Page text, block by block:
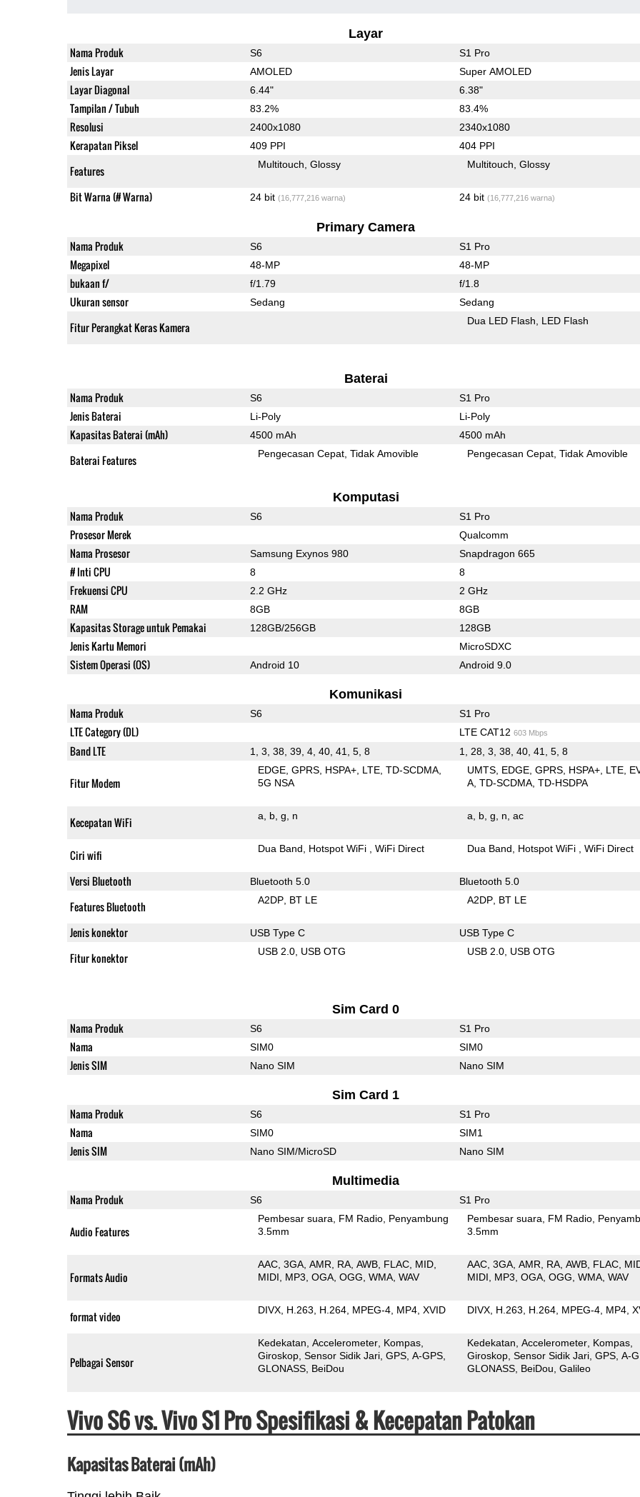
Layar
Nama Produk S6 S1 Pro
Jenis Layar AMOLED Super AMOLED
Layar Diagonal 6.44" 6.38"
Tampilan / Tubuh 83.2% 83.4%
Resolusi 2400x1080 2340x1080
Kerapatan Piksel 409 PPI 404 PPI
Features Multitouch Glossy Multitouch Glossy
Bit Warna (# Warna) 24 bit (16,777,216 warna) 24 bit (16,777,216 warna)
Primary Camera
Nama Produk S6 S1 Pro
Megapixel 48-MP 48-MP
bukaan f/ f/1.79 f/1.8
Ukuran sensor Sedang Sedang
Fitur Perangkat Keras Kamera Dua LED Flash LED Flash
Baterai
Nama Produk S6 S1 Pro
Jenis Baterai Li-Poly Li-Poly
Kapasitas Baterai (mAh) 4500 mAh 4500 mAh
Baterai Features Pengecasan Cepat Tidak Amovible Pengecasan Cepat Tidak Amovible
Komputasi
Nama Produk S6 S1 Pro
Prosesor Merek Qualcomm
Nama Prosesor Samsung Exynos 980 Snapdragon 665
# Inti CPU 8 8
Frekuensi CPU 2.2 GHz 2 GHz
RAM 8GB 8GB
Kapasitas Storage untuk Pemakai 128GB/256GB 128GB
Jenis Kartu Memori MicroSDXC
Sistem Operasi (OS) Android 10 Android 9.0
Komunikasi
Nama Produk S6 S1 Pro
LTE Category (DL) LTE CAT12 603 Mbps
Band LTE 1, 3, 38, 39, 4, 40, 41, 5, 8 1, 28, 3, 38, 40, 41, 5, 8
Fitur Modem
EDGE GPRS HSPA+ LTE TD-SCDMA
5G NSA
UMTS EDGE GPRS HSPA+ LTE
A TD-SCDMA TD-HSDPA
Kecepatan WiFi a b g n a b g n ac
Ciri wifi Dua Band Hotspot WiFi WiFi Direct Dua Band Hotspot WiFi WiFi Direct
Versi Bluetooth Bluetooth 5.0 Bluetooth 5.0
Features Bluetooth A2DP BT LE A2DP BT LE
Jenis konektor USB Type C USB Type C
Fitur konektor USB 2.0 USB OTG USB 2.0 USB OTG
Sim Card 0
Nama Produk S6 S1 Pro
Nama SIM0 SIM0
Jenis SIM Nano SIM Nano SIM
Sim Card 1
Nama Produk S6 S1 Pro
Nama SIM0 SIM1
Jenis SIM Nano SIM/MicroSD Nano SIM
Multimedia
Nama Produk S6 S1 Pro
Audio Features
Pembesar suara FM Radio Penyambung
3.5mm
Pembesar suara FM Radio
3.5mm
Formats Audio
AAC 3GA AMR RA AWB FLAC MID
MIDI
MP3 OGA OGG WMA WAV
AAC 3GA AMR RA AWB FLAC
MIDI
MP3 OGA OGG WMA WAV
format video DIVX H.263 H.264 MPEG-4 MP4 XVID DIVX H.263 H.264 MPEG-4 MP4
Pelbagai Sensor
Kedekatan Accelerometer Kompas
Giroskop Sensor Sidik Jari GPS A-GPS
GLONASS BeiDou
Kedekatan Accelerometer Kompas
Giroskop Sensor Sidik Jari GPS A-
GLONASS BeiDou Galileo
Vivo S6 vs. Vivo S1 Pro Spesifikasi & Kecepatan Patokan
Kapasitas Baterai (mAh)